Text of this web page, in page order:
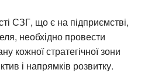
СЗГ, що є на підприємстві,
необхідно провести
кожної стратегічної зони
і напрямків розвитку.